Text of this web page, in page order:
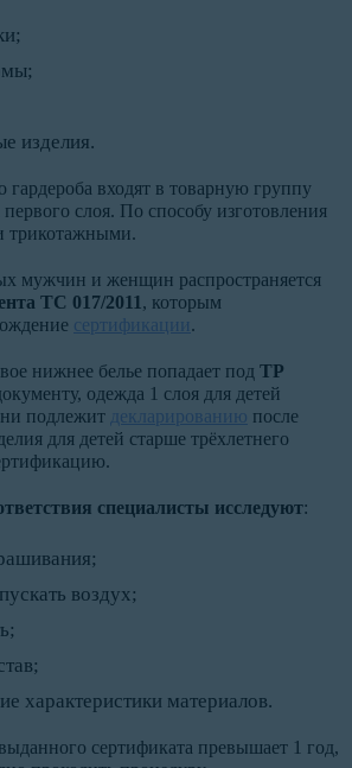
изделия.
входят в товарную группу
слоя. По способу изготовления
мужчин и женщин распространяется
ТС 017/2011 , которым
сертификации.
нижнее белье попадает под ТР
одежда 1 слоя для детей
подлежит декларированию после
для детей старше трёхлетнего
специалисты исследуют:
воздух;
характеристики материалов.
сертификата превышает 1 год,